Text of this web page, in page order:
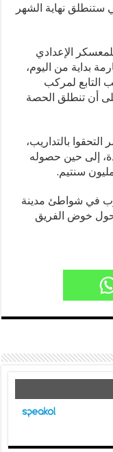
ستنطلق نهاية الشهر
الإعدادي
بداية من اليوم،
التابع لمركب
أن تنطلق الحصة
بالتداريب،
إلى حين حصوله
في شواطئ مدينة
حول خوض الفريق